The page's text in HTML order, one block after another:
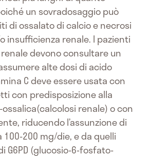
un sovradosaggio può
di ossalato di calcio e necrosi
insufficienza renale. I pazienti
devono consultare un
alte dosi di acido
C deve essere usata con
con predisposizione alla
renale) o con
riducendo l’assunzione di
200 mg/die, e da quelli
G6PD (glucosio-6-fosfato-